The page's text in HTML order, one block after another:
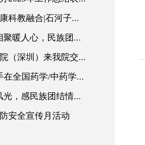
科教融合|石河子...
聚暖人心，民族团...
（深圳）来我院交...
在全国药学/中药学...
光，感民族团结情...
安全宣传月活动